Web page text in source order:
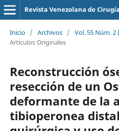
Revista Venezolana de
Inicio / Archivos / Vol. 55 Núm. 2
Artículos Originales
Reconstrucción
resección de un
deformante de la
tibioperonea